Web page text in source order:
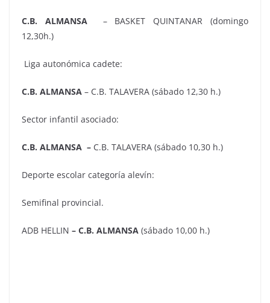
C.B. ALMANSA
– BASKET QUINTANAR (domingo
12,30h.)
Liga autonómica cadete:
C.B. ALMANSA – C.B. TALAVERA (sábado 12,30 h.)
Sector infantil asociado:
C.B. ALMANSA – C.B. TALAVERA (sábado 10,30 h.)
Deporte escolar categoría alevín:
Semifinal provincial.
ADB HELLIN – C.B. ALMANSA (sábado 10,00 h.)